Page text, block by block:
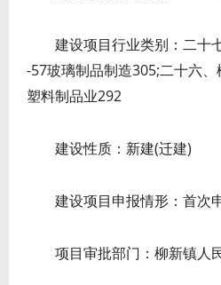
建设项目行业类别：二十
-57玻璃制品制造305;二十六
塑料制品业292
建设性质：新建(迁建)
建设项目申报情形：首次
项目审批部门：柳新镇人